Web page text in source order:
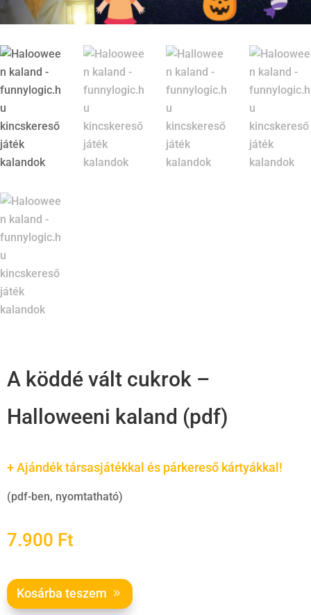
A köddé vált cukrok –
Halloweeni kaland (pdf)
+ Ajándék társasjátékkal és párkereső kártyákkal!
(pdf-ben, nyomtatható)
7.900 Ft
Kosárba teszem